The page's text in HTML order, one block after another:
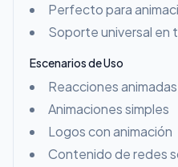
Perfecto para
Soporte universal en
Escenarios de Uso
Reacciones animadas
Animaciones simples
Logos con animación
Contenido de redes